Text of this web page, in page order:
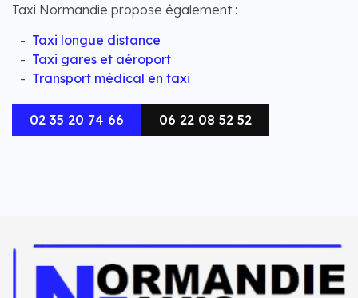
Taxi Normandie propose également :
Taxi longue distance
Taxi gares et aéroport
Transport médical en taxi
02 35 20 74 66 06 22 08 52 52